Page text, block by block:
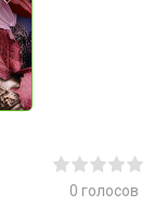
0 голосов